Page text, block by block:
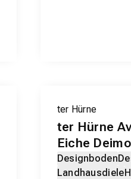
ter Hürne
ter Hürne
Eiche
Designboden
Landhausdiele